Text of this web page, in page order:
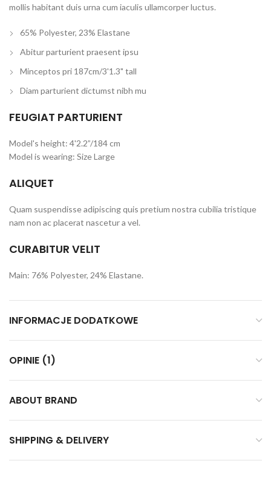
mollis habitant duis urna cum iaculis ullamcorper luctus.
65% Polyester, 23% Elastane
Abitur parturient praesent ipsu
Minceptos pri 187cm/3'1.3" tall
Diam parturient dictumst nibh mu
FEUGIAT PARTURIENT
Model's height: 4'2.2”/184 cm
Model is wearing: Size Large
ALIQUET
Quam suspendisse adipiscing quis pretium nostra cubilia tristique
nam non ac placerat nascetur a vel.
CURABITUR VELIT
Main: 76% Polyester, 24% Elastane.
INFORMACJE DODATKOWE
OPINIE (1)
ABOUT BRAND
SHIPPING & DELIVERY